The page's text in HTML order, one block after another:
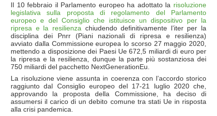
Il 10 febbraio il Parlamento europeo ha adottato la risoluzione
legislativa sulla proposta di regolamento del Parlamento
europeo e del Consiglio che istituisce un dispositivo per la
ripresa e la resilienza chiudendo definitivamente l’iter per la
disciplina dei Pnrr (Piani nazionali di ripresa e resilienza)
avviato dalla Commissione europea lo scorso 27 maggio 2020,
mettendo a disposizione dei Paesi Ue 672,5 miliardi di euro per
la ripresa e la resilienza, dunque la parte più sostanziosa dei
750 miliardi del pacchetto NextGenerationEu.
La risoluzione viene assunta in coerenza con l’accordo storico
raggiunto dal Consiglio europeo del 17-21 luglio 2020 che,
approvando la proposta della Commissione, ha deciso di
assumersi il carico di un debito comune tra stati Ue in risposta
alla crisi pandemica.